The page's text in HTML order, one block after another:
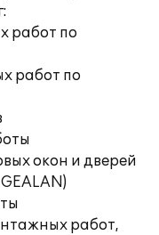
работ по
работ по
окон и дверей
работ,